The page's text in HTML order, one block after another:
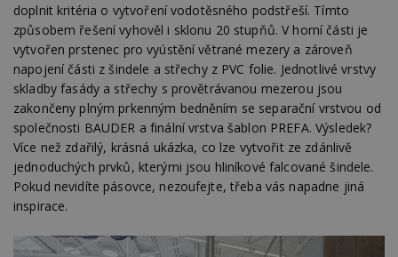
doplnit kritéria o vytvoření vodotěsného podstřeší. Tímto
způsobem řešení vyhověl i sklonu 20 stupňů. V horní části je
vytvořen prstenec pro vyústění větrané mezery a zároveň
napojení části z šindele a střechy z PVC folie. Jednotlivé vrstvy
skladby fasády a střechy s provětrávanou mezerou jsou
zakončeny plným prkenným bedněním se separační vrstvou od
společnosti BAUDER a finální vrstva šablon PREFA. Výsledek?
Více než zdařilý, krásná ukázka, co lze vytvořit ze zdánlivě
jednoduchých prvků, kterými jsou hliníkové falcované šindele.
Pokud nevidíte pásovce, nezoufejte, třeba vás napadne jiná
inspirace.